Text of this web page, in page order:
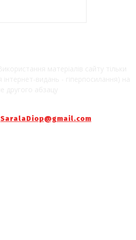
SaralaDiop@gmail.com